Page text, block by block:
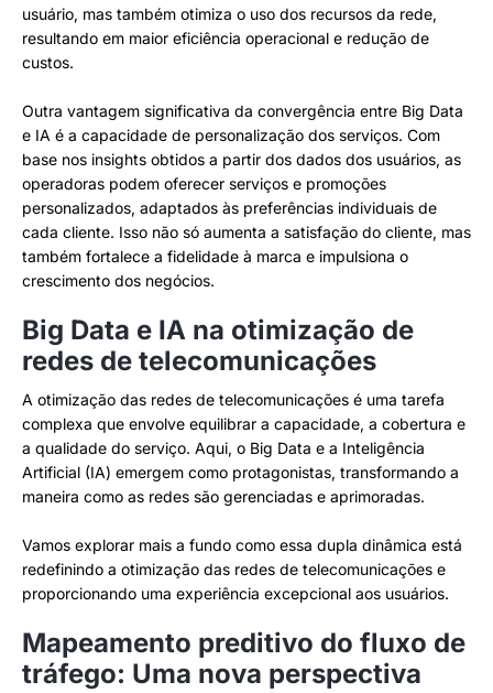
usuário, mas também otimiza o uso dos recursos da rede,
resultando em maior eficiência operacional e redução de
custos.
Outra vantagem significativa da convergência entre Big Data
e IA é a capacidade de personalização dos serviços. Com
base nos insights obtidos a partir dos dados dos usuários, as
operadoras podem oferecer serviços e promoções
personalizados, adaptados às preferências individuais de
cada cliente. Isso não só aumenta a satisfação do cliente, mas
também fortalece a fidelidade à marca e impulsiona o
crescimento dos negócios.
Big Data e IA na otimização de
redes de telecomunicações
A otimização das redes de telecomunicações é uma tarefa
complexa que envolve equilibrar a capacidade, a cobertura e
a qualidade do serviço. Aqui, o Big Data e a Inteligência
Artificial (IA) emergem como protagonistas, transformando a
maneira como as redes são gerenciadas e aprimoradas.
Vamos explorar mais a fundo como essa dupla dinâmica está
redefinindo a otimização das redes de telecomunicações e
proporcionando uma experiência excepcional aos usuários.
Mapeamento preditivo do fluxo de
tráfego: Uma nova perspectiva